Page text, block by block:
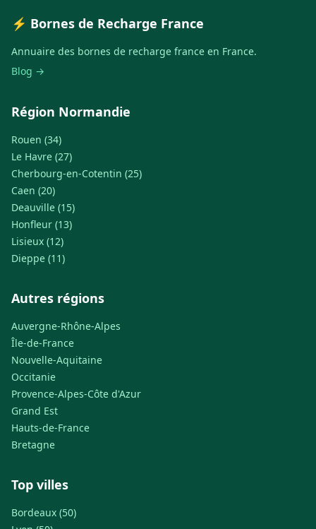
⚡ Bornes de Recharge France
Annuaire des bornes de recharge france en France.
Blog →
Région Normandie
Rouen (34)
Le Havre (27)
Cherbourg-en-Cotentin (25)
Caen (20)
Deauville (15)
Honfleur (13)
Lisieux (12)
Dieppe (11)
Autres régions
Auvergne-Rhône-Alpes
Île-de-France
Nouvelle-Aquitaine
Occitanie
Provence-Alpes-Côte d'Azur
Grand Est
Hauts-de-France
Bretagne
Top villes
Bordeaux (50)